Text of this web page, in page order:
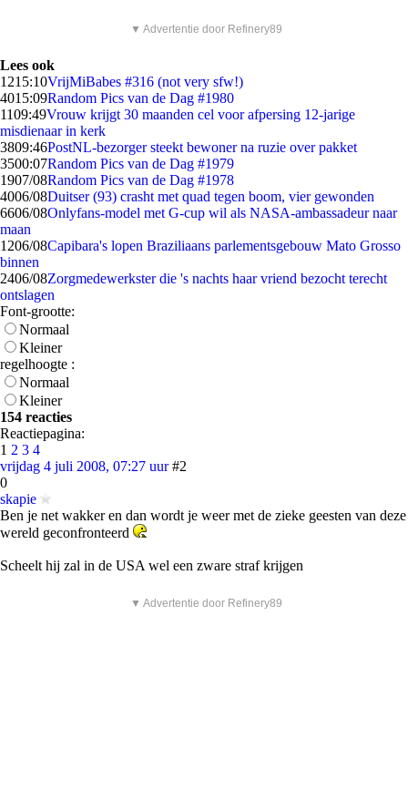
▼ Advertentie door Refinery89
Lees ook
1215:10VrijMiBabes #316 (not very sfw!)
4015:09Random Pics van de Dag #1980
1109:49Vrouw krijgt 30 maanden cel voor afpersing 12-jarige
misdienaar in kerk
3809:46PostNL-bezorger steekt bewoner na ruzie over pakket
3500:07Random Pics van de Dag #1979
1907/08Random Pics van de Dag #1978
4006/08Duitser (93) crasht met quad tegen boom, vier gewonden
6606/08Onlyfans-model met G-cup wil als NASA-ambassadeur naar
maan
1206/08Capibara's lopen Braziliaans parlementsgebouw Mato Grosso
binnen
2406/08Zorgmedewerkster die 's nachts haar vriend bezocht terecht
ontslagen
Font-grootte:
Normaal
Kleiner
regelhoogte :
Normaal
Kleiner
154 reacties
Reactiepagina:
1 2 3 4
vrijdag 4 juli 2008, 07:27 uur #2
0
skapie
Ben je net wakker en dan wordt je weer met de zieke geesten van deze
wereld geconfronteerd
Scheelt hij zal in de USA wel een zware straf krijgen
▼ Advertentie door Refinery89